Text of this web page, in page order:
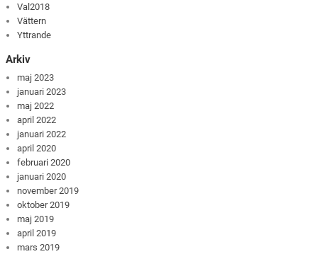
Val2018
Vättern
Yttrande
Arkiv
maj 2023
januari 2023
maj 2022
april 2022
januari 2022
april 2020
februari 2020
januari 2020
november 2019
oktober 2019
maj 2019
april 2019
mars 2019